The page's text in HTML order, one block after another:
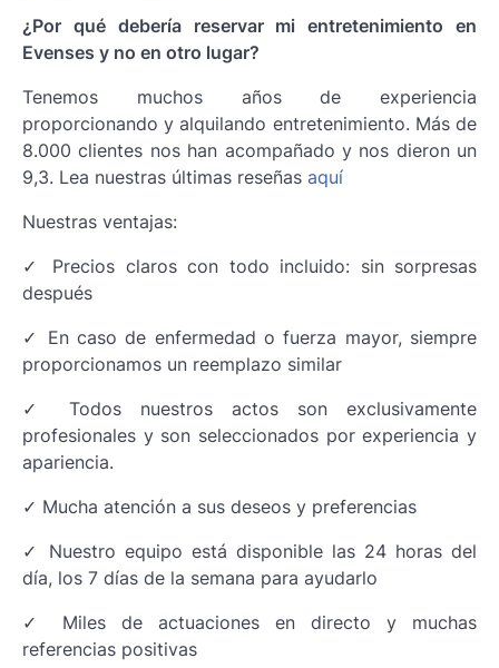
¿Por qué debería reservar mi entretenimiento en
Evenses y no en otro lugar?
Tenemos muchos años de experiencia
proporcionando y alquilando entretenimiento. Más de
8.000 clientes nos han acompañado y nos dieron un
9,3. Lea nuestras últimas reseñas aquí
Nuestras ventajas:
✓ Precios claros con todo incluido: sin sorpresas
después
✓ En caso de enfermedad o fuerza mayor, siempre
proporcionamos un reemplazo similar
✓ Todos nuestros actos son exclusivamente
profesionales y son seleccionados por experiencia y
apariencia.
✓ Mucha atención a sus deseos y preferencias
✓ Nuestro equipo está disponible las 24 horas del
día, los 7 días de la semana para ayudarlo
✓ Miles de actuaciones en directo y muchas
referencias positivas